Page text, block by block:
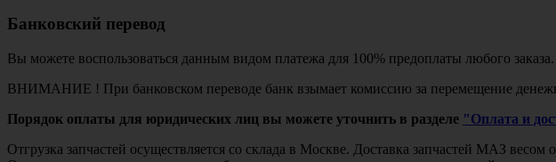
Банковский перевод
Вы можете воспользоваться данным видом платежа для 100% предоплаты любого
ВНИМАНИЕ ! При банковском переводе банк взымает комиссию за перемещение
Порядок оплаты для юридических лиц вы можете уточнить в разделе "Оплата и
Отгрузка запчастей осуществляется со склада в Москве. Доставка запчастей МАЗ